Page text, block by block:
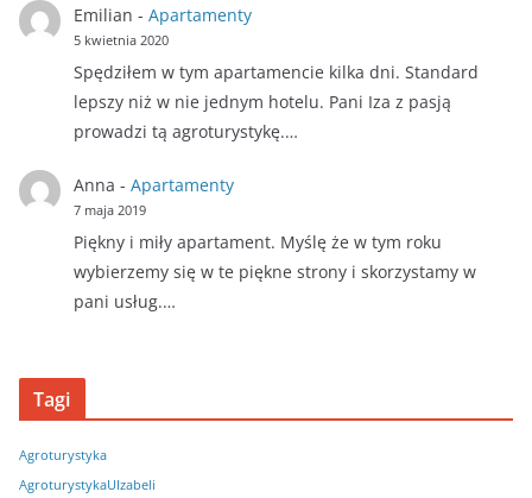
Emilian - Apartamenty
5 kwietnia 2020
Spędziłem w tym apartamencie kilka dni. Standard
lepszy niż w nie jednym hotelu. Pani Iza z pasją
prowadzi tą agroturystykę.…
Anna - Apartamenty
7 maja 2019
Piękny i miły apartament. Myślę że w tym roku
wybierzemy się w te piękne strony i skorzystamy w
pani usług.…
Tagi
Agroturystyka
AgroturystykaUIzabeli